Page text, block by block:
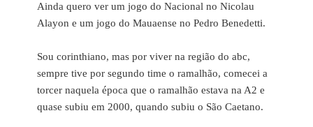
Ainda quero ver um jogo do Nacional no Nicolau
Alayon e um jogo do Mauaense no Pedro Benedetti.
Sou corinthiano, mas por viver na região do abc,
sempre tive por segundo time o ramalhão, comecei a
torcer naquela época que o ramalhão estava na A2 e
quase subiu em 2000, quando subiu o São Caetano.